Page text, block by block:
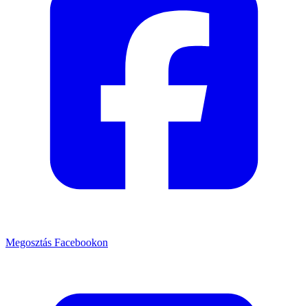
Megosztás Facebookon